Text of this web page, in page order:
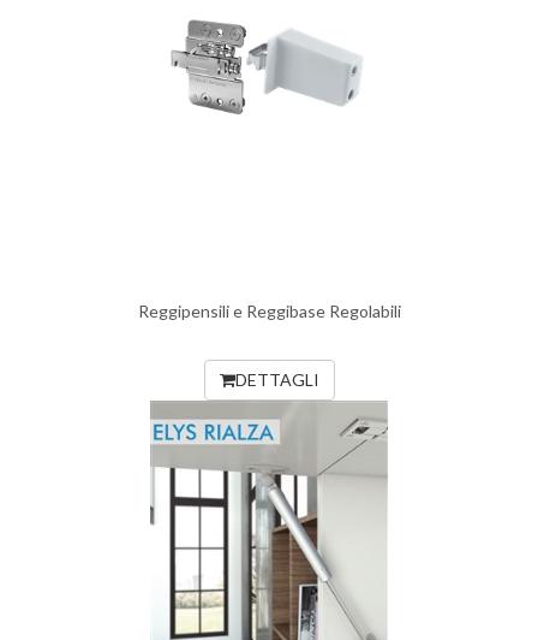
Reggipensili e Reggibase Regolabili
DETTAGLI